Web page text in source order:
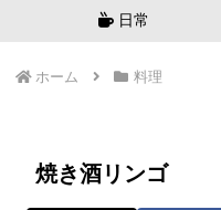
日常
ホーム 料理
焼き酒リンゴ